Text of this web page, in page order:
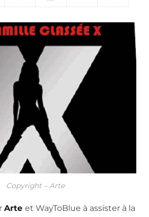
Copyright – Arte
Arte et WayToBlue à assister à la